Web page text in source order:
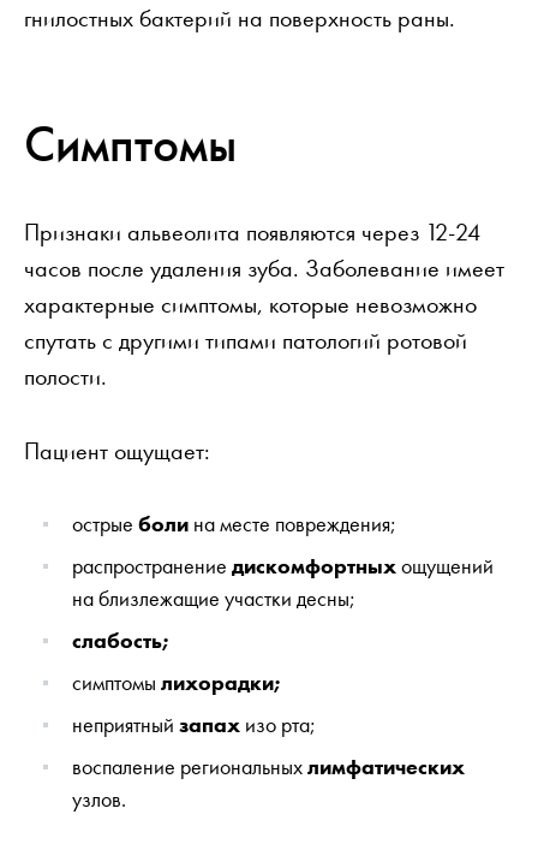
гнилостных бактерий на поверхность раны.
Симптомы
Признаки альвеолита появляются через 12-24
часов после удаления зуба. Заболевание имеет
характерные симптомы, которые невозможно
спутать с другими типами патологий ротовой
полости.
Пациент ощущает:
острые боли на месте повреждения;
распространение дискомфортныхощущений
на близлежащие участки десны;
слабость;
симптомы лихорадки;
неприятный запах изо рта;
воспаление региональныхлимфатических
узлов.